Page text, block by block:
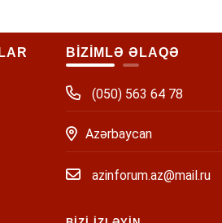
BİZİMLƏ ƏLAQƏ
(050) 563 64 78
Azərbaycan
azinforum.az@mail.ru